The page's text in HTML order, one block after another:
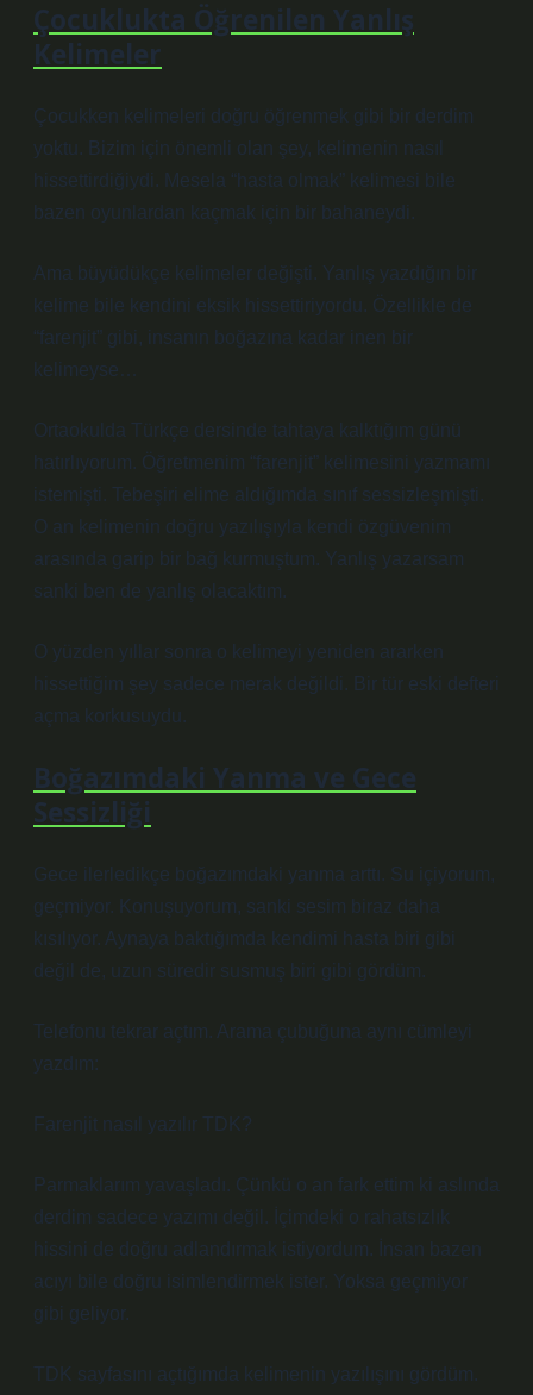
Çocuklukta Öğrenilen Yanlış
Kelimeler
Çocukken kelimeleri doğru öğrenmek gibi bir derdim
yoktu. Bizim için önemli olan şey, kelimenin nasıl
hissettirdiğiydi. Mesela “hasta olmak” kelimesi bile
bazen oyunlardan kaçmak için bir bahaneydi.
Ama büyüdükçe kelimeler değişti. Yanlış yazdığın bir
kelime bile kendini eksik hissettiriyordu. Özellikle de
“farenjit” gibi, insanın boğazına kadar inen bir
kelimeyse…
Ortaokulda Türkçe dersinde tahtaya kalktığım günü
hatırlıyorum. Öğretmenim “farenjit” kelimesini yazmamı
istemişti. Tebeşiri elime aldığımda sınıf sessizleşmişti.
O an kelimenin doğru yazılışıyla kendi özgüvenim
arasında garip bir bağ kurmuştum. Yanlış yazarsam
sanki ben de yanlış olacaktım.
O yüzden yıllar sonra o kelimeyi yeniden ararken
hissettiğim şey sadece merak değildi. Bir tür eski defteri
açma korkusuydu.
Boğazımdaki Yanma ve Gece
Sessizliği
Gece ilerledikçe boğazımdaki yanma arttı. Su içiyorum,
geçmiyor. Konuşuyorum, sanki sesim biraz daha
kısılıyor. Aynaya baktığımda kendimi hasta biri gibi
değil de, uzun süredir susmuş biri gibi gördüm.
Telefonu tekrar açtım. Arama çubuğuna aynı cümleyi
yazdım:
Farenjit nasıl yazılır TDK?
Parmaklarım yavaşladı. Çünkü o an fark ettim ki aslında
derdim sadece yazımı değil. İçimdeki o rahatsızlık
hissini de doğru adlandırmak istiyordum. İnsan bazen
acıyı bile doğru isimlendirmek ister. Yoksa geçmiyor
gibi geliyor.
TDK sayfasını açtığımda kelimenin yazılışını gördüm.